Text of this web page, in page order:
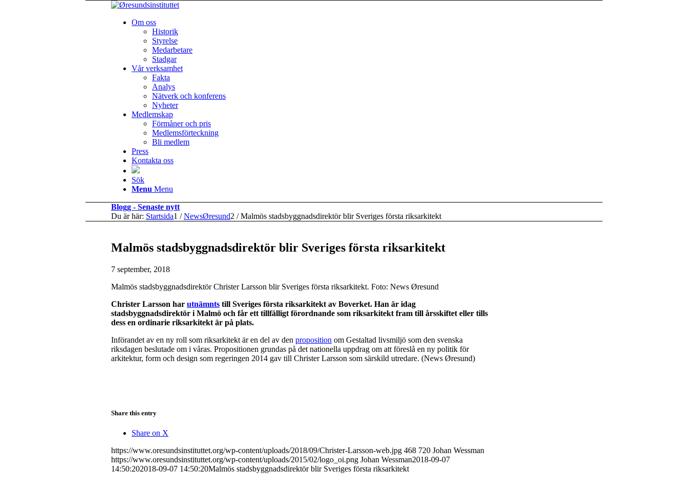
Om oss
Historik
Styrelse
Medarbetare
Stadgar
Vår verksamhet
Fakta
Analys
Nätverk och konferens
Nyheter
Medlemskap
Förmåner och pris
Medlemsförteckning
Bli medlem
Press
Kontakta oss
Sök
Menu Menu
Blogg - Senaste nytt
Du är här: Startsida1 / NewsØresund2 / Malmös stadsbyggnadsdirektör blir Sveriges första riksarkitekt
Malmös stadsbyggnadsdirektör blir Sveriges första riksarkitekt
7 september, 2018
Malmös stadsbyggnadsdirektör Christer Larsson blir Sveriges första riksarkitekt. Foto: News Øresund
Christer Larsson har utnämnts till Sveriges första riksarkitekt av Boverket. Han är idag
stadsbyggnadsdirektör i Malmö och får ett tillfälligt förordnande som riksarkitekt fram till årsskiftet eller tills
dess en ordinarie riksarkitekt är på plats.
Införandet av en ny roll som riksarkitekt är en del av den proposition om Gestaltad livsmiljö som den svenska
riksdagen beslutade om i våras. Propositionen grundas på det nationella uppdrag om att föreslå en ny politik för
arkitektur, form och design som regeringen 2014 gav till Christer Larsson som särskild utredare. (News Øresund)
Share this entry
Share on X
https://www.oresundsinstituttet.org/wp-content/uploads/2018/09/Christer-Larsson-web.jpg 468 720 Johan Wessman
https://www.oresundsinstituttet.org/wp-content/uploads/2015/02/logo_oi.png Johan Wessman2018-09-07
14:50:202018-09-07 14:50:20Malmös stadsbyggnadsdirektör blir Sveriges första riksarkitekt